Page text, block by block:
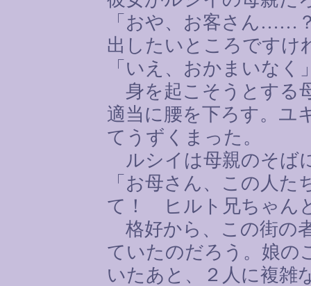
「おや、お客さん ……
出したいところですけ
「いえ、おかまいなく
身を起こそうとする
適当に腰を下ろす。ユ
てうずくまった。
ルシイは母親のそば
「お母さん、この人
て！ ヒルト兄ちゃん
格好から、この街の
ていたのだろう。娘の
いたあと、２人に複雑